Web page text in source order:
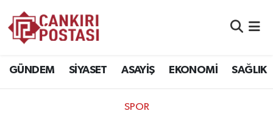
GÜNDEM SİYASET ASAYİŞ EKONOMİ SAĞLIK
SPOR